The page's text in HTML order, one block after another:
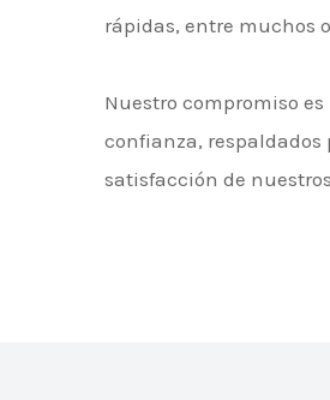
rápidas, entre muchos
Nuestro compromiso
confianza, respaldados
satisfacción de